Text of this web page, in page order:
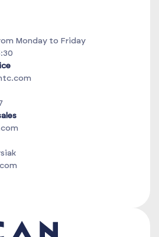
Monday to Friday